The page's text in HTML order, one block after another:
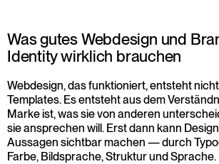
Was gutes Webdesign und
Identity wirklich brauchen
Webdesign, das funktioniert, entsteht
Templates. Es entsteht aus dem
Marke ist, was sie von anderen
sie ansprechen will. Erst dann kann
Aussagen sichtbar machen — durch
Farbe, Bildsprache, Struktur und Sprache.